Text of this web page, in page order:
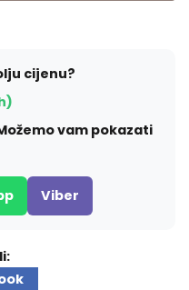
cijenu?
vam pokazati
Viber